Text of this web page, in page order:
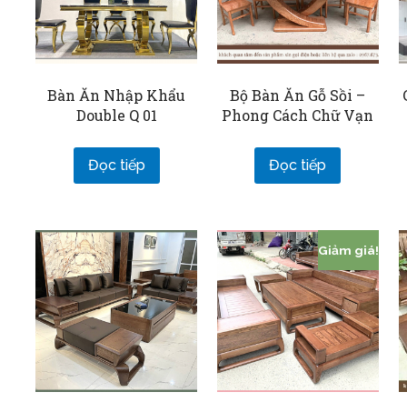
Bàn Ăn Nhập Khẩu
Double Q 01
Đọc tiếp
Bộ Bàn Ăn Gỗ Sồi –
Phong Cách Chữ Vạn
Đọc tiếp
Giảm giá!